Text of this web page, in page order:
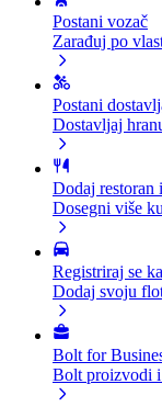
Postani vozač
Zarađuj po
Postani
Dostavljaj
Dodaj restoran
Dosegni više
Registriraj se
Dodaj svoju
Bolt for
Bolt proizvodi i